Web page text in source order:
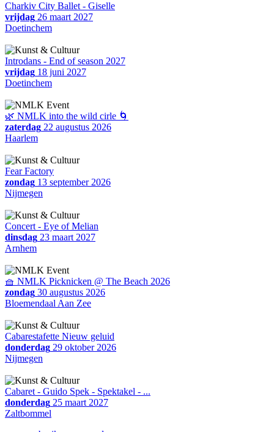
Charkiv City Ballet - Giselle
vrijdag 26 maart 2027
Doetinchem
Introdans - End of season 2027
vrijdag 18 juni 2027
Doetinchem
🌿 NMLK into the wild cirle 🌀
zaterdag 22 augustus 2026
Haarlem
Fear Factory
zondag 13 september 2026
Nijmegen
Concert - Eye of Melian
dinsdag 23 maart 2027
Arnhem
🧺 NMLK Picknicken @ The Beach 2026
zondag 30 augustus 2026
Bloemendaal Aan Zee
Cabarestafette Nieuw geluid
donderdag 29 oktober 2026
Nijmegen
Cabaret - Guido Spek - Spektakel - ...
donderdag 25 maart 2027
Zaltbommel